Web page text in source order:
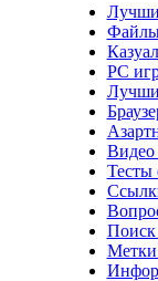
Файлы
PC
Видео
Тесты
Поиск
Метки